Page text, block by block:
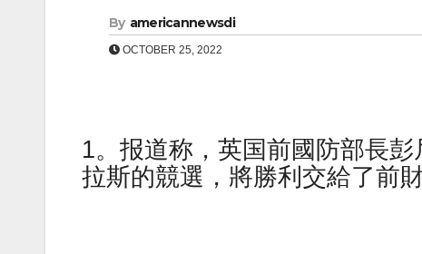
By americannewsdi
OCTOBER 25, 2022
1。报道称，英国前國防部長
拉斯的競選，將勝利交給了前